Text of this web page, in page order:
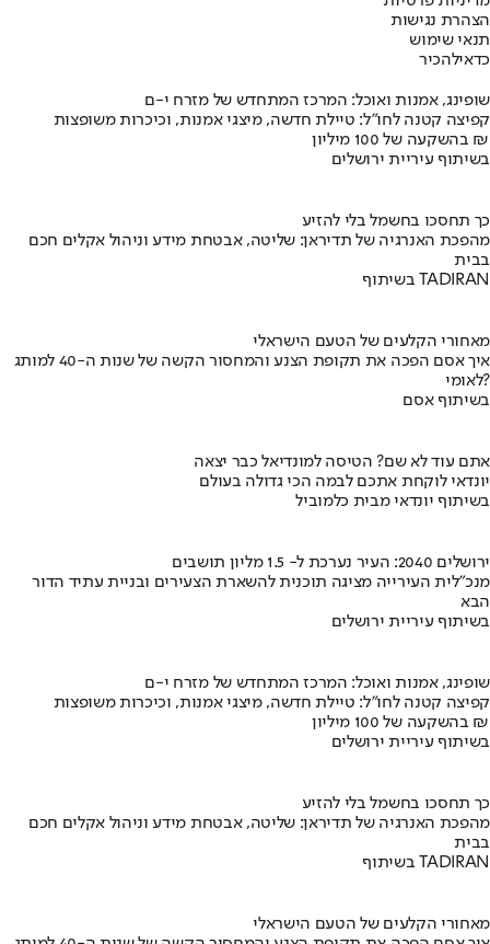
הצהרת נגישות
תנאי שימוש
כדאילהכיר
שופינג, אמנות ואוכל: המרכז המתחדש של מזרח י-ם
קפיצה קטנה לחו"ל: טיילת חדשה, מיצגי אמנות, וכיכרות משופצות
בהשקעה של 100 מיליון ₪
בשיתוף עיריית ירושלים
כך תחסכו בחשמל בלי להזיע
מהפכת האנרגיה של תדיראן: שליטה, אבטחת מידע וניהול אקלים חכם
בבית
בשיתוף TADIRAN
מאחורי הקלעים של הטעם הישראלי
איך אסם הפכה את תקופת הצנע והמחסור הקשה של שנות ה-40 למותג
לאומי?
בשיתוף אסם
אתם עוד לא שם? הטיסה למונדיאל כבר יצאה
יונדאי לוקחת אתכם לבמה הכי גדולה בעולם
בשיתוף יונדאי מבית כלמוביל
ירושלים 2040: העיר נערכת ל- 1.5 מליון תושבים
מנכ"לית העירייה מציגה תוכנית להשארת הצעירים ובניית עתיד הדור
הבא
בשיתוף עיריית ירושלים
שופינג, אמנות ואוכל: המרכז המתחדש של מזרח י-ם
קפיצה קטנה לחו"ל: טיילת חדשה, מיצגי אמנות, וכיכרות משופצות
בהשקעה של 100 מיליון ₪
בשיתוף עיריית ירושלים
כך תחסכו בחשמל בלי להזיע
מהפכת האנרגיה של תדיראן: שליטה, אבטחת מידע וניהול אקלים חכם
בבית
בשיתוף TADIRAN
מאחורי הקלעים של הטעם הישראלי